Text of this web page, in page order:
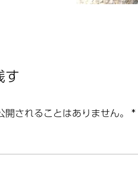
す
されることはありません。 *